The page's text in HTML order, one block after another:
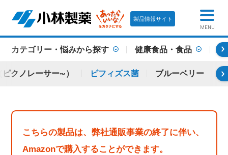
製品情報サイト
MENU
カテゴリー・悩みから探す 健康食品・食品
ピクノレーサー™ ） ビフィズス菌 ブルーベリー
こちらの製品は、弊社通販事業の終了に伴い、
Amazonで購入することができます。